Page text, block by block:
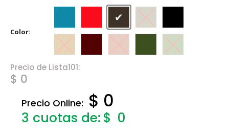
Color
BermellónCafé Gris cemento
Ocre Rojo BorgoñaRojo Teja Verde ForestaVerde Safari
Precio de Lista101:
$ 0
Precio Online: $ 0
$ 0